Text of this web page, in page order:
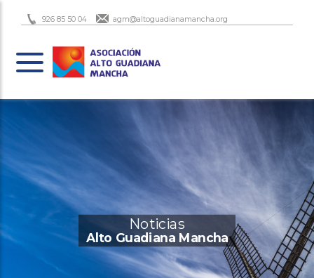
926 85 50 04 agm@altoguadianamancha.org
Noticias
Alto Guadiana Mancha